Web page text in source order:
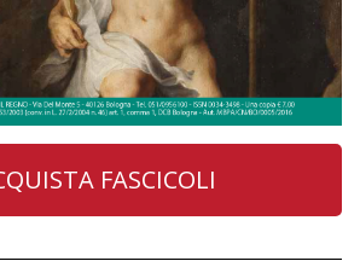
FASCICOLI